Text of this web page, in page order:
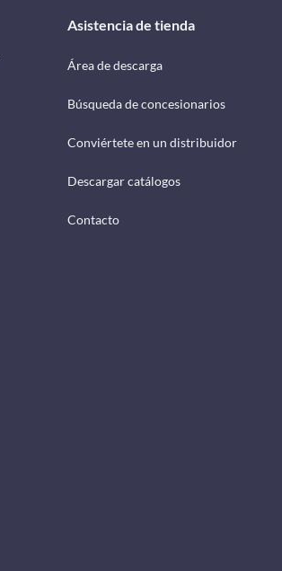
Asistencia de tienda
Área de descarga
Búsqueda de concesionarios
Conviértete en un distribuidor
Descargar catálogos
Contacto